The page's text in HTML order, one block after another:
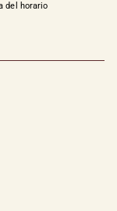
del horario